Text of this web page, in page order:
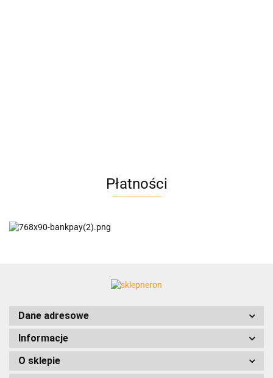
AC EasyLine
Płatności
Dane adresowe
Informacje
O sklepie